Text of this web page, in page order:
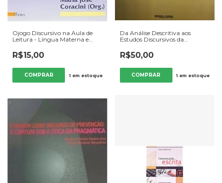
Ojogo Discursivo na Aula de
Leitura - Língua Materna e
Maria José Coracini (org.)
(2010) [usado]
R$15,00
1em estoque
Da Análise Descritiva aos
Estudos Discursivos da
Espírito Santo - Autor: Luciano
Novaes Vidon e Maria da Penha
R$50,00
1 em estoque